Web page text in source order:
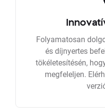
Folyamatosan
és díjnyertes
tökéletesítésén,
megfeleljen.